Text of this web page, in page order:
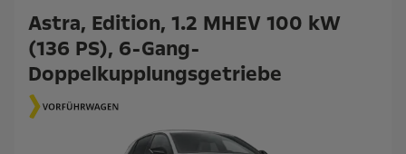
Astra, Edition, 1.2 MHEV 100 kW
(136 PS), 6-Gang-
Doppelkupplungsgetriebe